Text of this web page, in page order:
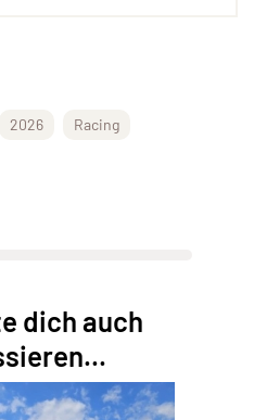
2026 Racing
dich auch